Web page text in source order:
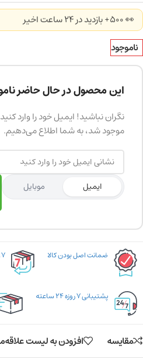
👀 500+ بازدید در ۲۴ ساعت اخیر
ناموجود
این محصول در حال حاضر
نگران نباشید! ایمیل خود را وارد
موجود شد، به شما اطلاع می‌دهیم.
ایمیل موبایل
ضمانت اصل بودن کالا ۷ روز ضمانت بازگشت
پشتیبانی ۷ روزه ۲۴ ساعته
مقایسه افزودن به لیست